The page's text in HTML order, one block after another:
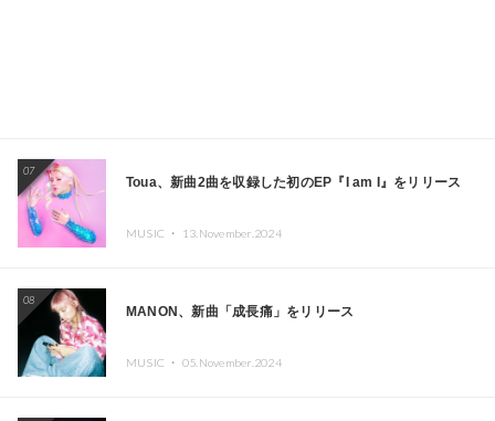
07
Toua、新曲2曲を収録した初のEP『I am I』をリリース
MUSIC ・ 13.November.2024
08
MANON、新曲「成長痛」をリリース
MUSIC ・ 05.November.2024